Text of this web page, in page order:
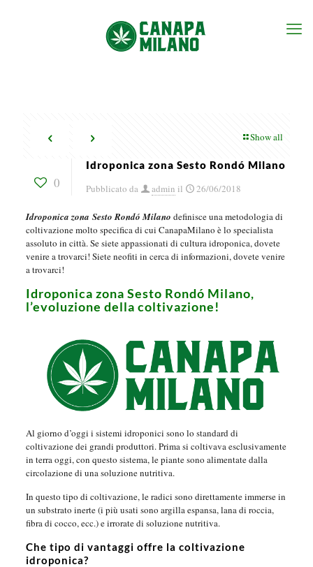
Show all
0
Idroponica zona Sesto Rondó Milano
Pubblicato da
admin il 26/06/2018
Idroponica zona Sesto Rondó Milano definisce una metodologia di
coltivazione molto specifica di cui CanapaMilano è lo specialista
assoluto in città. Se siete appassionati di cultura idroponica, dovete
venire a trovarci! Siete neofiti in cerca di informazioni, dovete venire
a trovarci!
Idroponica zona Sesto Rondó Milano,
l’evoluzione della coltivazione!
Al giorno d’oggi i sistemi idroponici sono lo standard di
coltivazione dei grandi produttori. Prima si coltivava esclusivamente
in terra oggi, con questo sistema, le piante sono alimentate dalla
circolazione di una soluzione nutritiva.
In questo tipo di coltivazione, le radici sono direttamente immerse in
un substrato inerte (i più usati sono argilla espansa, lana di roccia,
fibra di cocco, ecc.) e irrorate di soluzione nutritiva.
Che tipo di vantaggi offre la coltivazione
idroponica?